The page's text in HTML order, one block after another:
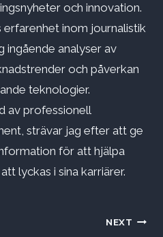
och innovation.
erfarenhet inom journalistik
ingående analyser av
och påverkan
teknologier.
av professionell
strävar jag efter att ge
för att hjälpa
lyckas i sina karriärer.
NEXT